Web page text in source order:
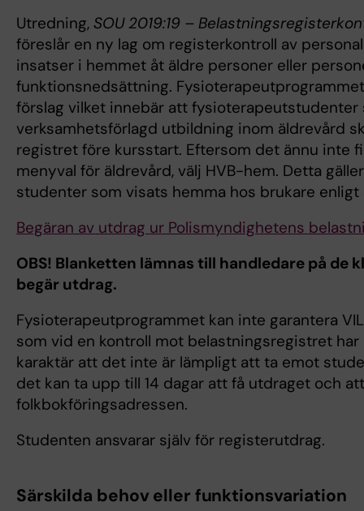
Utredning, SOU 2019:19 –
föreslår en ny lag om registerkontroll av
insatser i hemmet åt äldre personer eller
funktionsnedsättning.
förslag vilket innebär att fysioterapeutstudenter
verksamhetsförlagd utbildning inom äldrevård
registret före kursstart. Eftersom det ännu inte
menyval för äldrevård, välj HVB-hem. Detta
studenter som visats hemma hos brukare enligt
Begäran av utdrag ur Polismyndighetens
OBS! Blanketten lämnas till handledare på de
begär utdrag.
Fysioterapeutprogrammet kan inte garantera
som vid en kontroll mot belastningsregistret
karaktär att det inte är lämpligt att ta emot
det kan ta upp till 14 dagar att få utdraget och
folkbokföringsadressen.
Studenten ansvarar själv för registerutdrag.
Särskilda behov eller funktionsvariation